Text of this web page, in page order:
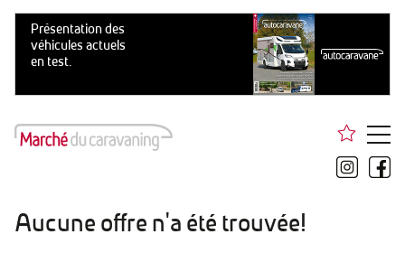
Aucune offre n'a été trouvée!